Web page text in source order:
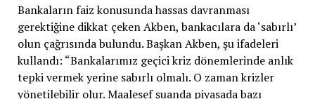
Bankaların faiz konusunda hassas davranması
gerektiğine dikkat çeken Akben, bankacılara da ‘sabırlı’
olun çağrısında bulundu. Başkan Akben, şu ifadeleri
kullandı: “Bankalarımız geçici kriz dönemlerinde anlık
tepki vermek yerine sabırlı olmalı. O zaman krizler
yönetilebilir olur. Maalesef şuanda piyasada bazı